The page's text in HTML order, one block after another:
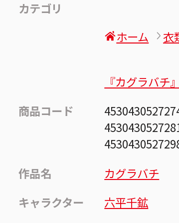
カテゴリ
ホーム
衣
『カグラバ
商品コード
作品名
カグラバチ
キャラクター
六平千鉱